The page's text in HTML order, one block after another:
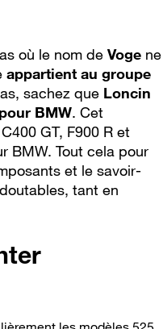
où le nom de Voge ne
appartient au groupe
sachez que Loncin
BMW. Cet
GT, F900 R et
BMW. Tout cela pour
et le savoir-
tant en